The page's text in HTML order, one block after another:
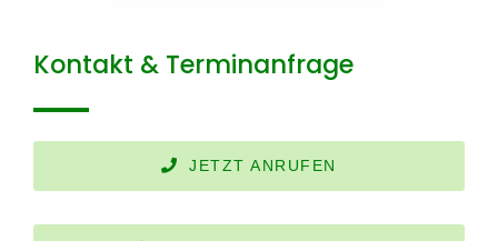
Kontakt & Terminanfrage
JETZT ANRUFEN